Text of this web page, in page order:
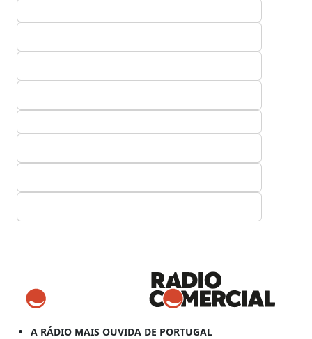
A RÁDIO MAIS OUVIDA DE PORTUGAL